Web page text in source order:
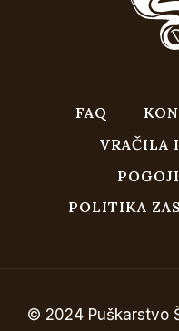
FAQ
VRAČILA
POLITIKA
© 2024 Puškarstvo